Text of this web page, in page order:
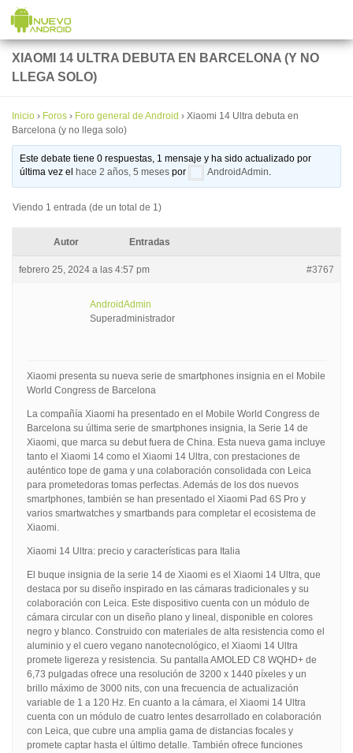
Saltar al contenido
XIAOMI 14 ULTRA DEBUTA EN BARCELONA (Y NO
LLEGA SOLO)
Inicio › Foros › Foro general de Android › Xiaomi 14 Ultra debuta en
Barcelona (y no llega solo)
Este debate tiene 0 respuestas, 1 mensaje y ha sido actualizado por
última vez el
hace 2 años, 5 meses por AndroidAdmin.
Viendo 1 entrada (de un total de 1)
Autor Entradas
febrero 25, 2024 a las 4:57 pm #3767
AndroidAdmin
Superadministrador
Xiaomi presenta su nueva serie de smartphones insignia en el Mobile
World Congress de Barcelona
La compañía Xiaomi ha presentado en el Mobile World Congress de
Barcelona su última serie de smartphones insignia, la Serie 14 de
Xiaomi, que marca su debut fuera de China. Esta nueva gama incluye
tanto el Xiaomi 14 como el Xiaomi 14 Ultra, con prestaciones de
auténtico tope de gama y una colaboración consolidada con Leica
para prometedoras tomas perfectas. Además de los dos nuevos
smartphones, también se han presentado el Xiaomi Pad 6S Pro y
varios smartwatches y smartbands para completar el ecosistema de
Xiaomi.
Xiaomi 14 Ultra: precio y características para Italia
El buque insignia de la serie 14 de Xiaomi es el Xiaomi 14 Ultra, que
destaca por su diseño inspirado en las cámaras tradicionales y su
colaboración con Leica. Este dispositivo cuenta con un módulo de
cámara circular con un diseño plano y lineal, disponible en colores
negro y blanco. Construido con materiales de alta resistencia como el
aluminio y el cuero vegano nanotecnológico, el Xiaomi 14 Ultra
promete ligereza y resistencia. Su pantalla AMOLED C8 WQHD+ de
6,73 pulgadas ofrece una resolución de 3200 x 1440 píxeles y un
brillo máximo de 3000 nits, con una frecuencia de actualización
variable de 1 a 120 Hz. En cuanto a la cámara, el Xiaomi 14 Ultra
cuenta con un módulo de cuatro lentes desarrollado en colaboración
con Leica, que cubre una amplia gama de distancias focales y
promete captar hasta el último detalle. También ofrece funciones